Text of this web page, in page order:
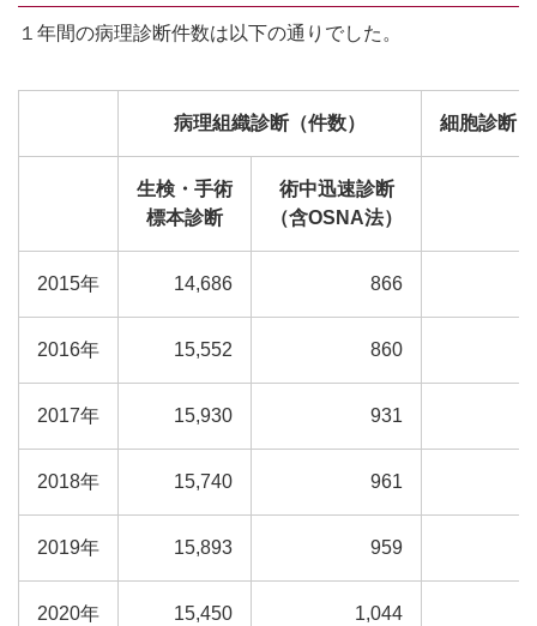
03-3342-6111(代表)
１年間の病理診断件数は以下の通りでした。
病理組織診断（件数） 細胞診断
生検・手術
標本診断
術中迅速診断
（含OSNA法）
2015年 14,686 866
2016年 15,552 860
2017年 15,930 931
2018年 15,740 961
2019年 15,893 959
2020年 15,450 1,044